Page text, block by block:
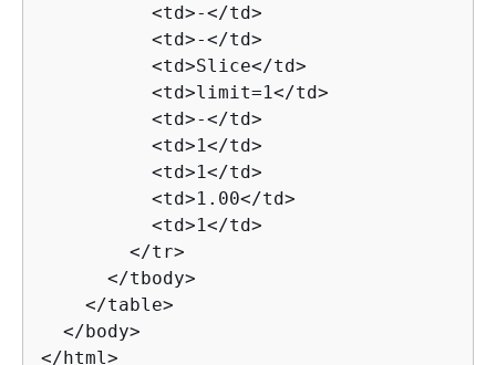
          <td>-</td>
          <td>-</td>
          <td>Slice</td>
          <td>limit=1</td>
          <td>-</td>
          <td>1</td>
          <td>1</td>
          <td>1.00</td>
          <td>1</td>
        </tr>
      </tbody>
    </table>
  </body>
</html>